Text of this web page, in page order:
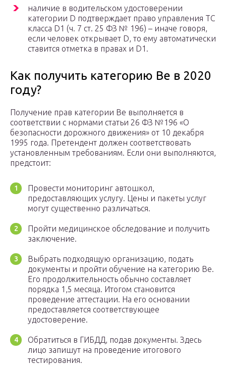
наличие в водительском удостоверении
категории D подтверждает право управления ТС
класса D1 (ч. 7 ст. 25 ФЗ № 196) – иначе говоря,
если человек открывает D, то ему автоматически
ставится отметка в правах и D1.
Как получить категорию Ве в 2020
году?
Получение прав категории Be выполняется в
соответствии с нормами статьи 26 ФЗ №196 «О
безопасности дорожного движения» от 10 декабря
1995 года. Претендент должен соответствовать
установленным требованиям. Если они выполняются,
предстоит:
Провести мониторинг автошкол,
предоставляющих услугу. Цены и пакеты услуг
могут существенно различаться.
Пройти медицинское обследование и получить
заключение.
Выбрать подходящую организацию, подать
документы и пройти обучение на категорию Be.
Его продолжительность обычно составляет
порядка 1,5 месяца. Итогом становится
проведение аттестации. На его основании
предоставляется соответствующее
удостоверение.
Обратиться в ГИБДД, подав документы. Здесь
лицо запишут на проведение итогового
тестирования.